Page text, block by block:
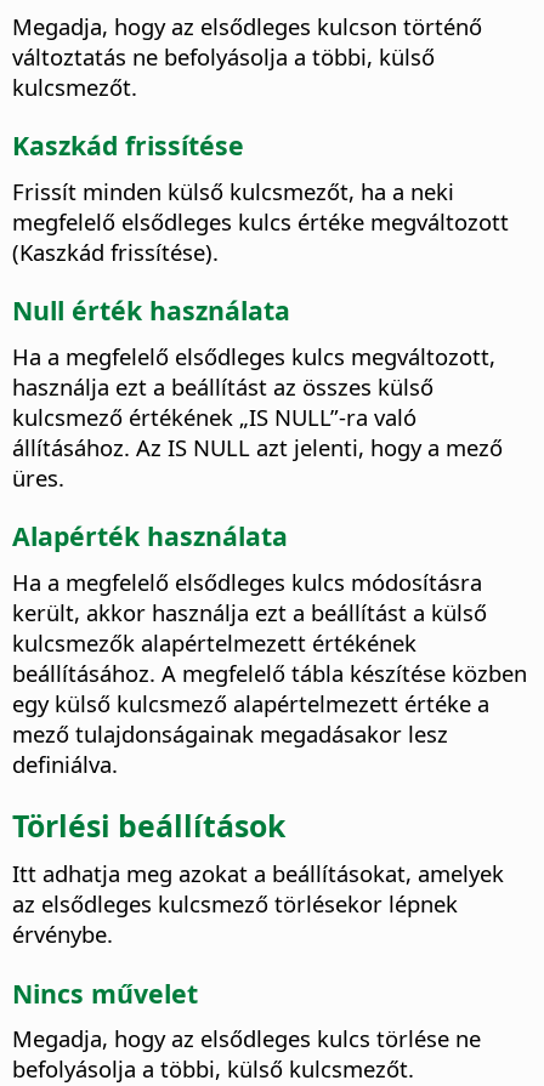
Megadja, hogy az elsődleges kulcson történő
változtatás ne befolyásolja a többi, külső
kulcsmezőt.
Kaszkád frissítése
Frissít minden külső kulcsmezőt, ha a neki
megfelelő elsődleges kulcs értéke megváltozott
(Kaszkád frissítése).
Null érték használata
Ha a megfelelő elsődleges kulcs megváltozott,
használja ezt a beállítást az összes külső
kulcsmező értékének „IS NULL”-ra való
állításához. Az IS NULL azt jelenti, hogy a mező
üres.
Alapérték használata
Ha a megfelelő elsődleges kulcs módosításra
került, akkor használja ezt a beállítást a külső
kulcsmezők alapértelmezett értékének
beállításához. A megfelelő tábla készítése közben
egy külső kulcsmező alapértelmezett értéke a
mező tulajdonságainak megadásakor lesz
definiálva.
Törlési beállítások
Itt adhatja meg azokat a beállításokat, amelyek
az elsődleges kulcsmező törlésekor lépnek
érvénybe.
Nincs művelet
Megadja, hogy az elsődleges kulcs törlése ne
befolyásolja a többi, külső kulcsmezőt.